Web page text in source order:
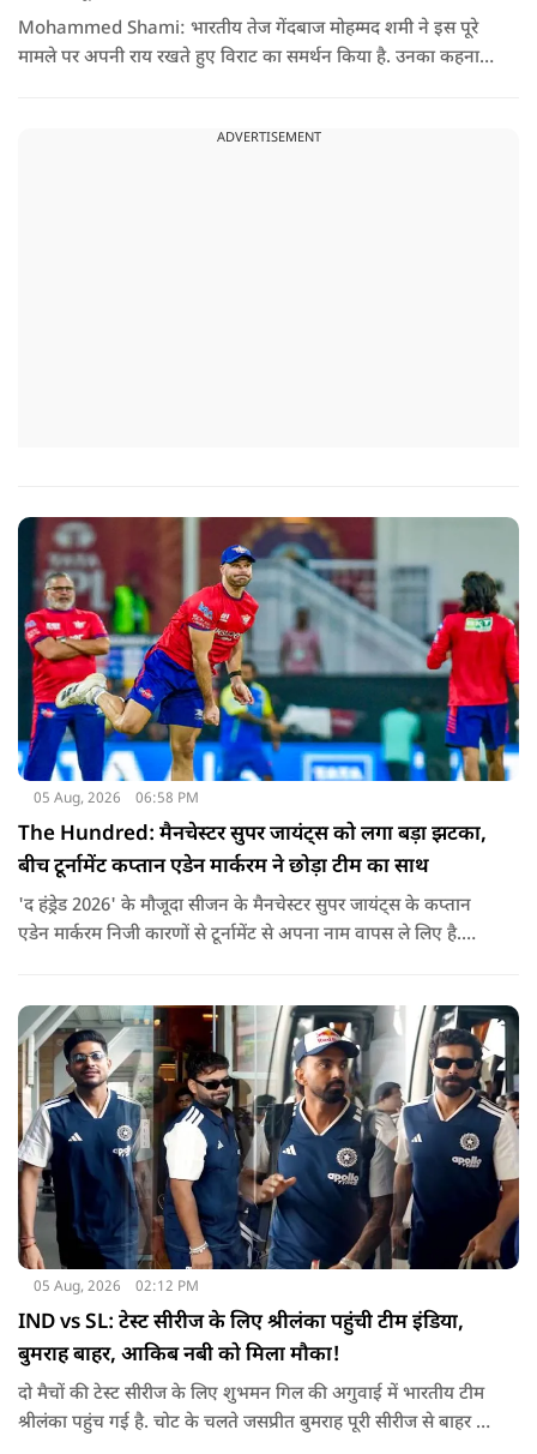
Mohammed Shami: भारतीय तेज गेंदबाज मोहम्मद शमी ने इस पूरे
मामले पर अपनी राय रखते हुए विराट का समर्थन किया है. उनका कहना है
ADVERTISEMENT
05 Aug, 2026 06:58 PM
The Hundred: मैनचेस्टर सुपर जायंट्स को लगा बड़ा झटका,
बीच टूर्नामेंट कप्तान एडेन मार्करम ने छोड़ा टीम का साथ
'द हंड्रेड 2026' के मौजूदा सीजन के मैनचेस्टर सुपर जायंट्स के कप्तान
एडेन मार्करम निजी कारणों से टूर्नामेंट से अपना नाम वापस ले लिए है.
05 Aug, 2026 02:12 PM
IND vs SL: टेस्ट सीरीज के लिए श्रीलंका पहुंची टीम इंडिया,
बुमराह बाहर, आकिब नबी को मिला मौका!
दो मैचों की टेस्ट सीरीज के लिए शुभमन गिल की अगुवाई में भारतीय टीम
श्रीलंका पहुंच गई है. चोट के चलते जसप्रीत बुमराह पूरी सीरीज से बाहर हो